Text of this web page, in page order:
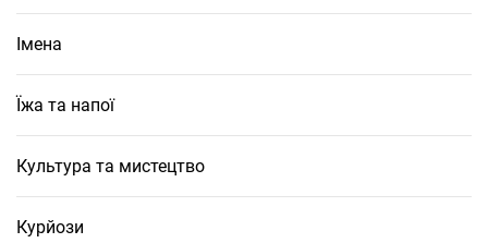
Імена
Їжа та напої
Культура та мистецтво
Курйози